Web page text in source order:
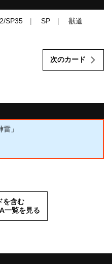
SP35 SP 獣道
次のカード
」
を含む
一覧を見る